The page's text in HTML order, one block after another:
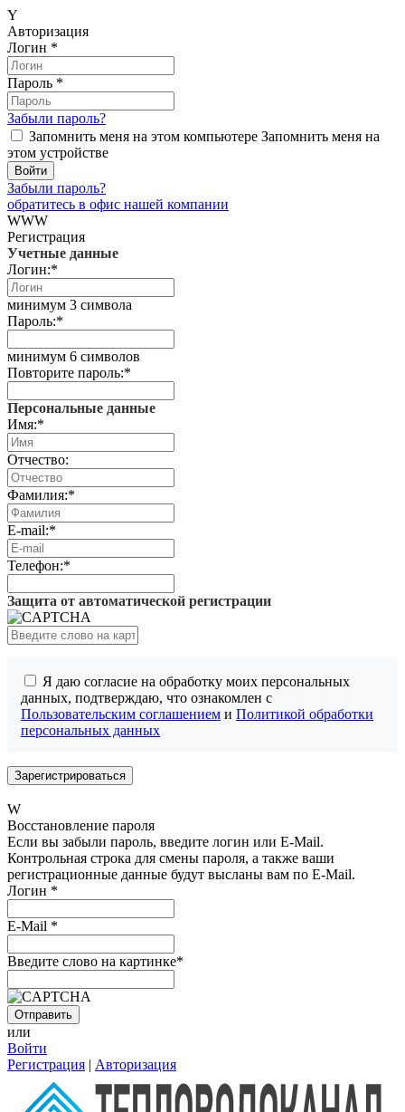
Y
Авторизация
Логин *
Пароль *
Забыли пароль?
Запомнить меня на этом компьютере Запомнить меня на
этом устройстве
Забыли пароль?
обратитесь в офис нашей компании
WWW
Регистрация
Учетные данные
Логин:*
минимум 3 символа
Пароль:*
минимум 6 символов
Повторите пароль:*
Персональные данные
Имя:*
Отчество:
Фамилия:*
E-mail:*
Телефон:*
Защита от автоматической регистрации
Я даю согласие на обработку моих персональных
данных, подтверждаю, что ознакомлен с
Пользовательским соглашением и Политикой обработки
персональных данных
W
Восстановление пароля
Если вы забыли пароль, введите логин или E-Mail.
Контрольная строка для смены пароля, а также ваши
регистрационные данные будут высланы вам по E-Mail.
Логин *
E-Mail *
Введите слово на картинке*
или
Войти
Регистрация | Авторизация